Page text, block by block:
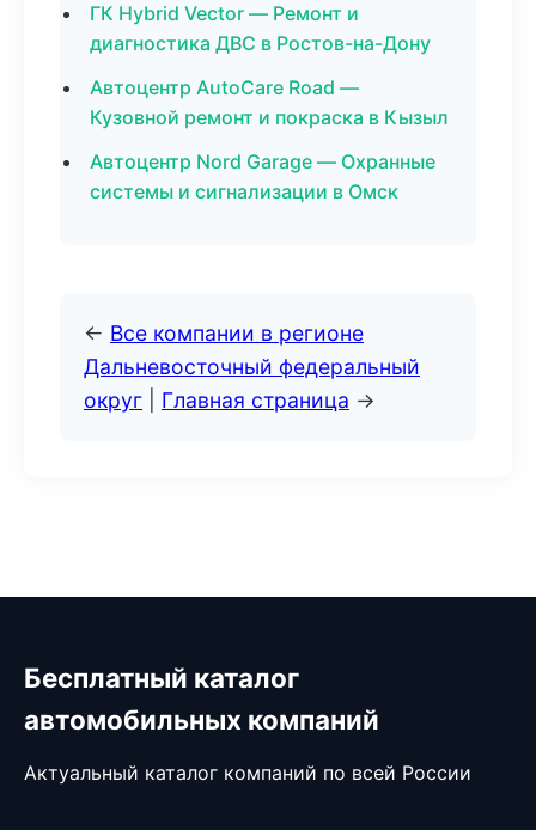
ГК Hybrid Vector — Ремонт и
диагностика ДВС в Ростов-на-Дону
Автоцентр AutoCare Road —
Кузовной ремонт и покраска в Кызыл
Автоцентр Nord Garage — Охранные
системы и сигнализации в Омск
← Все компании в регионе
Дальневосточный федеральный
округ
Главная страница →
Бесплатный каталог
автомобильных компаний
Актуальный каталог компаний по всей России